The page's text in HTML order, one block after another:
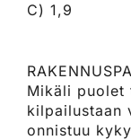
C) 1,9
Mikäli puolet
kilpailustaan
onnistuu